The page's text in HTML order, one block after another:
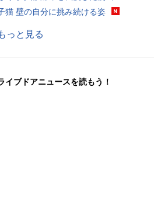
猫 壁の自分に挑み続ける姿
っと見る
イブドアニュースを読もう！